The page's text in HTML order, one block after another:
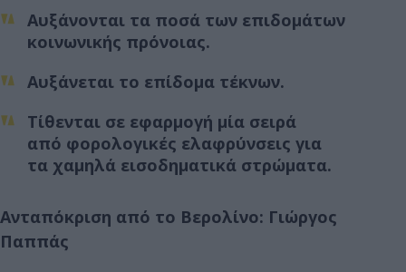
Αυξάνονται τα ποσά των επιδομάτων
κοινωνικής πρόνοιας.
Αυξάνεται το επίδομα τέκνων.
Τίθενται σε εφαρμογή μία σειρά
από φορολογικές ελαφρύνσεις για
τα χαμηλά εισοδηματικά στρώματα.
Ανταπόκριση από το Βερολίνο: Γιώργος
Παππάς